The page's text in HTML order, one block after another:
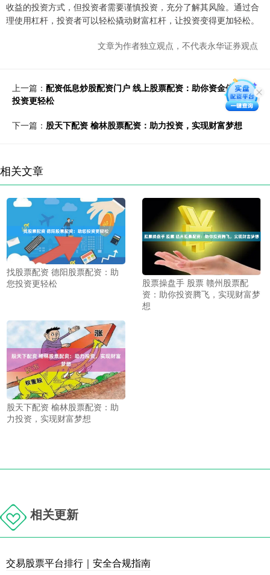
收益的投资方式，但投资者需要谨慎投资，充分了解其风险。通过合
理使用杠杆，投资者可以轻松撬动财富杠杆，让投资变得更加轻松。
文章为作者独立观点，不代表永华证券观点
上一篇： 配资低息炒股配资门户 线上股票配资：助你资金倍增，
投资更轻松
下一篇： 股天下配资 榆林股票配资：助力投资，实现财富梦想
相关文章
找股票配资 德阳股票配资：助
您投资更轻松
股票操盘手 股票 赣州股票配
资：助你投资腾飞，实现财富梦
想
股天下配资 榆林股票配资：助
力投资，实现财富梦想
相关更新
交易股票平台排行｜安全合规指南